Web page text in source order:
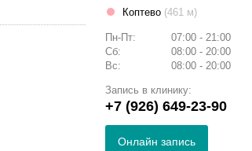
Коптево (461 м)
Пн-Пт:
07:00 - 21:00
Сб:
08:00 - 20:00
Вс:
08:00 - 20:00
Запись в клинику:
+7 (926) 649-23-90
Онлайн запись